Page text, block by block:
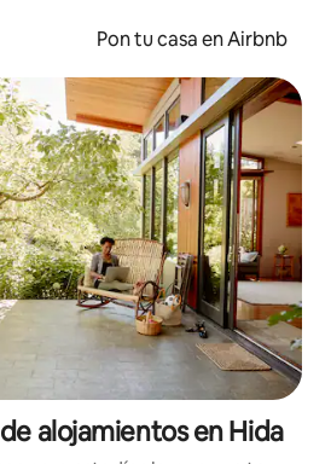
Pon tu casa en Airbnb
alojamientos en Hida